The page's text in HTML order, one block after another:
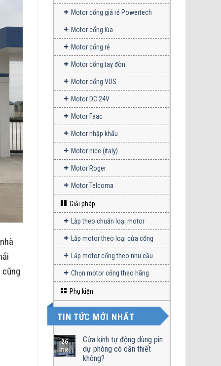
Motor cổng giá rẻ Powertech
Motor cổng lùa
Motor cổng rẻ
Motor cổng tay đòn
Motor cổng VDS
Motor DC 24V
Motor Faac
Motor nhập khẩu
Motor nice (italy)
Motor Roger
Motor Telcoma
Giải pháp
Lắp theo chuẩn loại motor
Lắp motor theo loại cửa cổng
Lắp motor cổng theo nhu cầu
Chọn motor cổng theo hãng
Phụ kiện
TIN TỨC MỚI NHẤT
26
TH6
Cửa kính tự động dùng pin
dự phòng có cần thiết
không?